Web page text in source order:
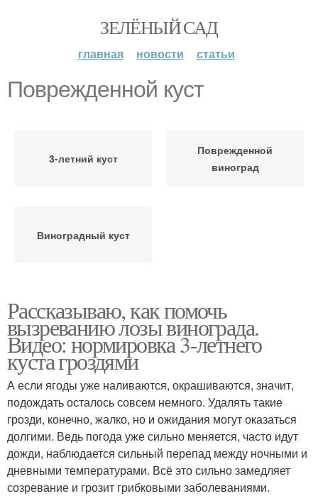
ЗЕЛЁНЫЙ САД
главная новости статьи
Поврежденной куст
3-летний куст
Поврежденной
виноград
Виноградный куст
Рассказываю, как помочь
вызреванию лозы винограда.
Видео: нормировка 3-летнего
куста гроздями
А если ягоды уже наливаются, окрашиваются, значит,
подождать осталось совсем немного. Удалять такие
грозди, конечно, жалко, но и ожидания могут оказаться
долгими. Ведь погода уже сильно меняется, часто идут
дожди, наблюдается сильный перепад между ночными и
дневными температурами. Всё это сильно замедляет
созревание и грозит грибковыми заболеваниями.